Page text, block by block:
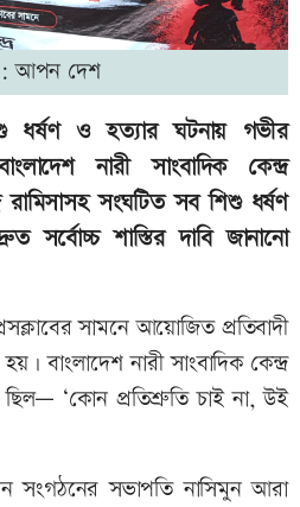
আপন দেশ
ধর্ষণ ও হত্যার ঘটনায় গভীর
নারী সাংবাদিক কেন্দ্র
সংঘটিত সব শিশু ধর্ষণ
সর্বোচ্চ শাস্তির দাবি জানানো
সামনে আয়োজিত প্রতিবাদী
বাংলাদেশ নারী সাংবাদিক কেন্দ্র
‘কোন প্রতিশ্রুতি চাই না, উই
সংগঠনের সভাপতি নাসিমুন আরা